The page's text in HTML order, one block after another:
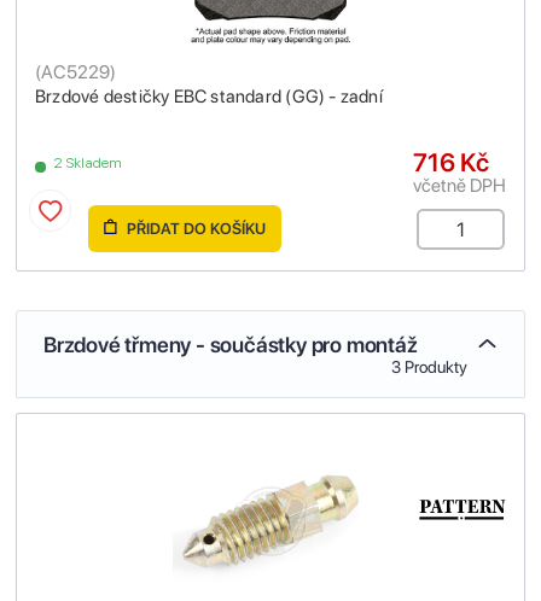
Brzdové destičky EBC standard (GG) - zadní
(AC5229)
2 Skladem 716 Kč
včetně DPH
PŘIDAT DO KOŠÍKU
Brzdové třmeny - součástky pro montáž
3 Produkty